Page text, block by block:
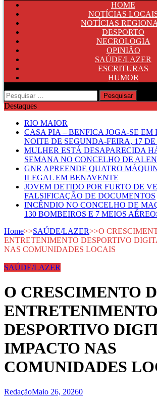
HOME
NOTÍCIAS
NOTÍCIAS
DESPORTO
NECROLOGIA
OPINIÃO
SAÚDE/LAZER
ESCRITURAS
HUMOR
Pesquisar
por:
Destaques
RIO MAIOR
CASA PIA – BENFICA JOGA-SE EM
NOITE DE SEGUNDA-FEIRA, 17 DE
MULHER ESTÁ DESAPARECIDA
SEMANA NO CONCELHO DE
GNR APREENDE QUATRO
ILEGAL EM BENAVENTE
JOVEM DETIDO POR FURTO DE
FALSIFICAÇÃO DE DOCUMENTOS
INCÊNDIO NO CONCELHO DE
130 BOMBEIROS E 7 MEIOS
Home>>SAÚDE/LAZER>>O
ENTRETENIMENTO DESPORTIVO
NAS COMUNIDADES LOCAIS
SAÚDE/LAZER
O CRESCIMENTO
ENTRETENIMENTO
DESPORTIVO
IMPACTO NAS
COMUNIDADES
RedaçãoMaio 26, 20260